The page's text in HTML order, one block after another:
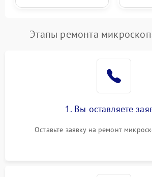
Этапы ремонта
1. Вы оставляете
Оставьте заявку на ремонт